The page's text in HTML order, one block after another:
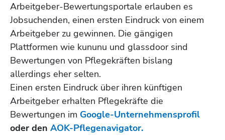
Arbeitgeber-Bewertungsportale erlauben es
Jobsuchenden, einen ersten Eindruck von einem
Arbeitgeber zu gewinnen. Die gängigen
Plattformen wie kununu und glassdoor sind
Bewertungen von Pflegekräften bislang
allerdings eher selten.
Einen ersten Eindruck über ihren künftigen
Arbeitgeber erhalten Pflegekräfte die
Bewertungen im Google-Unternehmensprofil
oder den AOK-Pflegenavigator.